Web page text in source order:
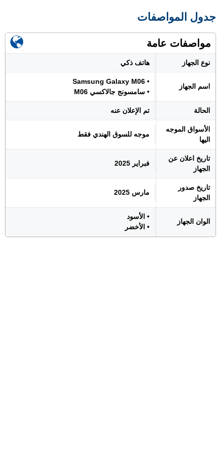
جدول المواصفات
مواصفات عامة
نوع الجهاز هاتف ذكي
اسم الجهاز
• Samsung Galaxy M06
• سامسونج جالاكسي M06
الحالة تم الإعلان عنه
الأسواق الموجه
اليها
موجه للسوق الهندي فقط
تاريخ اعلان عن
الجهاز
فبراير 2025
تاريخ صدور
الجهاز
مارس 2025
الوان الجهاز
• الأسود
• الأخضر